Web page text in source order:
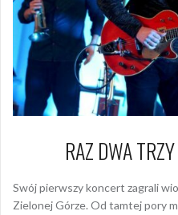
RAZ DWA
Swój pierwszy koncert zagrali
Zielonej Górze. Od tamtej pory